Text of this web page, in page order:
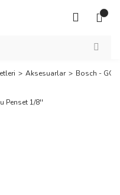
Aksesuarlar Bosch -